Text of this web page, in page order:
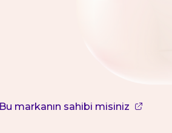
Bu markanın sahibi misiniz